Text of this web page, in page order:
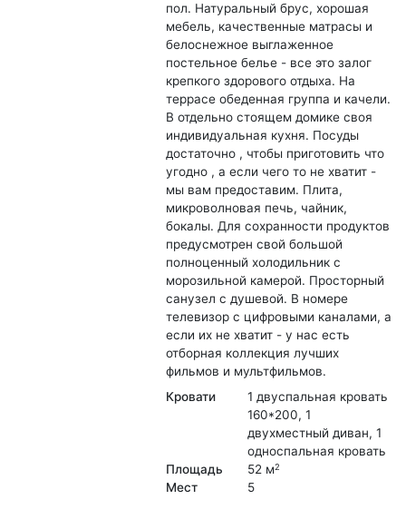
пол. Натуральный брус, хорошая
мебель, качественные матрасы и
белоснежное выглаженное
постельное белье - все это залог
крепкого здорового отдыха. На
террасе обеденная группа и качели.
В отдельно стоящем домике своя
индивидуальная кухня. Посуды
достаточно , чтобы приготовить что
угодно , а если чего то не хватит -
мы вам предоставим. Плита,
микроволновая печь, чайник,
бокалы. Для сохранности продуктов
предусмотрен свой большой
полноценный холодильник с
морозильной камерой. Просторный
санузел с душевой. В номере
телевизор с цифровыми каналами, а
если их не хватит - у нас есть
отборная коллекция лучших
фильмов и мультфильмов.
Кровати
1 двуспальная кровать
160*200, 1
двухместный диван, 1
односпальная кровать
Площадь
52 м2
Мест 5